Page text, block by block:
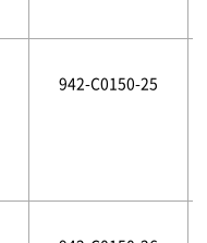
942-C0150-25